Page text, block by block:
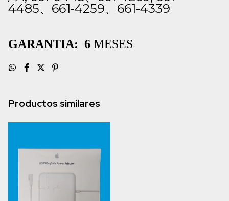
4485、 661-4259、 661-4339
GARANTIA: 6 MESES
Productos similares